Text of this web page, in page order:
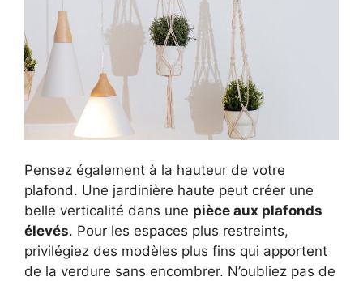
Pensez également à la hauteur de votre
plafond. Une jardinière haute peut créer une
belle verticalité dans une pièce aux plafonds
élevés. Pour les espaces plus restreints,
privilégiez des modèles plus fins qui apportent
de la verdure sans encombrer. N’oubliez pas de